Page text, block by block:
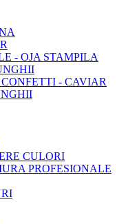
- OJA STAMPILA
- CAVIAR
CULORI
PROFESIONALE